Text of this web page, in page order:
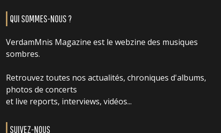
QUI SOMMES-NOUS ?
VerdamMnis Magazine est le webzine des musiques
sombres.
Retrouvez toutes nos actualités, chroniques d'albums,
photos de concerts
et live reports, interviews, vidéos...
SUIVEZ-NOUS